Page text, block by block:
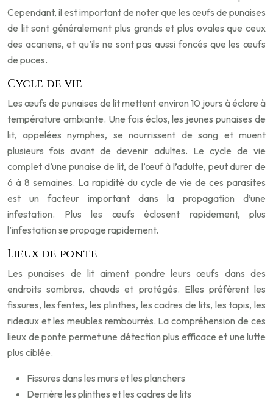
Cependant, il est important de noter que les œufs de punaises
de lit sont généralement plus grands et plus ovales que ceux
des acariens, et qu’ils ne sont pas aussi foncés que les œufs
de puces.
Cycle de vie
Les œufs de punaises de lit mettent environ 10 jours à éclore à
température ambiante. Une fois éclos, les jeunes punaises de
lit, appelées nymphes, se nourrissent de sang et muent
plusieurs fois avant de devenir adultes. Le cycle de vie
complet d’une punaise de lit, de l’œuf à l’adulte, peut durer de
6 à 8 semaines. La rapidité du cycle de vie de ces parasites
est un facteur important dans la propagation d’une
infestation. Plus les œufs éclosent rapidement, plus
l’infestation se propage rapidement.
Lieux de ponte
Les punaises de lit aiment pondre leurs œufs dans des
endroits sombres, chauds et protégés. Elles préfèrent les
fissures, les fentes, les plinthes, les cadres de lits, les tapis, les
rideaux et les meubles rembourrés. La compréhension de ces
lieux de ponte permet une détection plus efficace et une lutte
plus ciblée.
Fissures dans les murs et les planchers
Derrière les plinthes et les cadres de lits